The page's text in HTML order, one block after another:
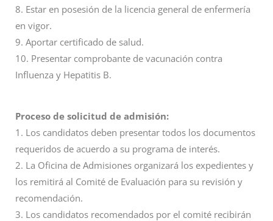
8. Estar en posesión de la licencia general de enfermería
en vigor.
9. Aportar certificado de salud.
10. Presentar comprobante de vacunación contra
Influenza y Hepatitis B.
Proceso de solicitud de admisión:
1. Los candidatos deben presentar todos los documentos
requeridos de acuerdo a su programa de interés.
2. La Oficina de Admisiones organizará los expedientes y
los remitirá al Comité de Evaluación para su revisión y
recomendación.
3. Los candidatos recomendados por el comité recibirán